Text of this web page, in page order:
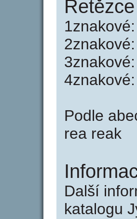
Podle
rea reak
Další
katalogu